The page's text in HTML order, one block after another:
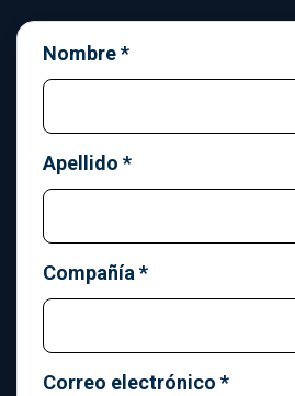
Nombre*
Apellido *
Compañía*
Correo electrónico *